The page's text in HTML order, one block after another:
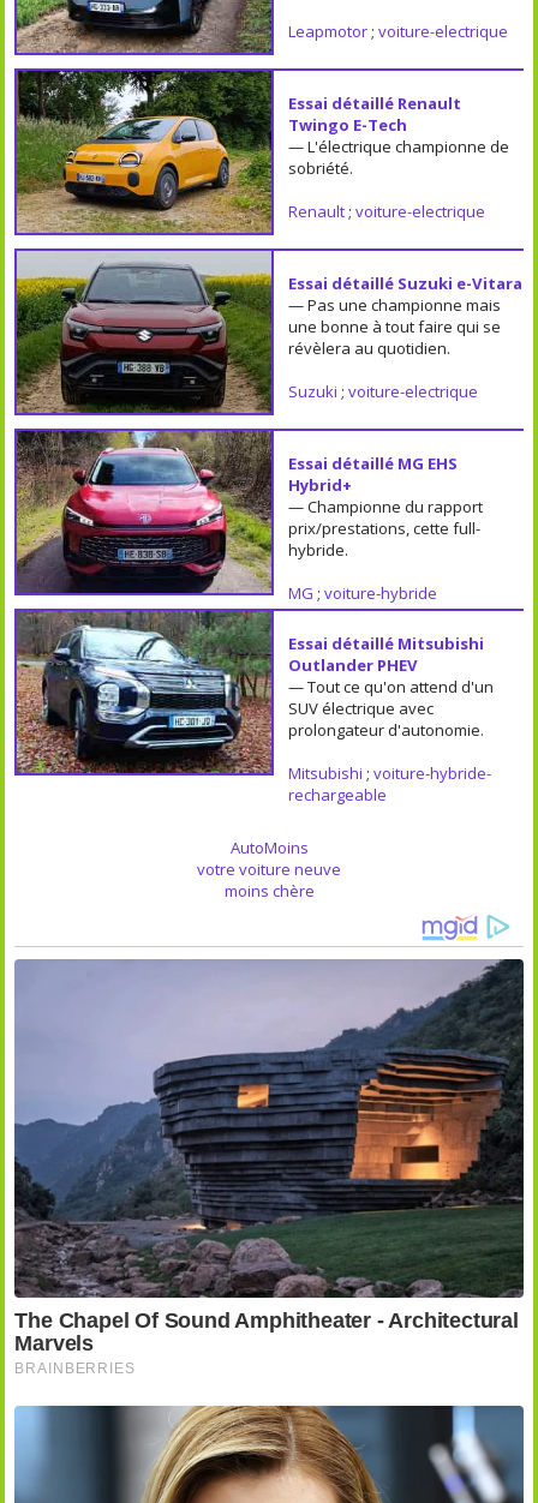
Leapmotor; voiture-electrique
Essai détaillé Renault
Twingo E-Tech
— L'électrique championne de
sobriété.
Renault; voiture-electrique
Essai détaillé Suzuki e-Vitara
— Pas une championne mais
une bonne à tout faire qui se
révèlera au quotidien.
Suzuki ; voiture-electrique
Essai détaillé MG EHS
Hybrid+
— Championne du rapport
prix/prestations, cette full-
hybride.
MG ; voiture-hybride
Essai détaillé Mitsubishi
Outlander PHEV
— Tout ce qu'on attend d'un
SUV électrique avec
prolongateur d'autonomie.
Mitsubishi ; voiture-hybride-
rechargeable
AutoMoins
votre voiture neuve
moins chère